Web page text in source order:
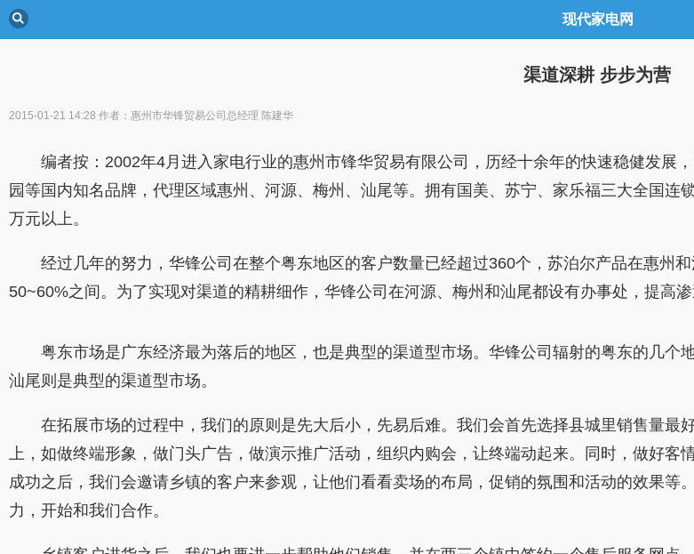
现代家电网
渠道深耕 步步为营
2015-01-21 14:28 作者：惠州市华锋贸易公司总经理 陈建华
编者按：2002年4月进入家电行业的惠州市锋华贸易有限公司，历经十余年的快速稳健发展
园等国内知名品牌，代理区域惠州、河源、梅州、汕尾等。拥有国美、苏宁、家乐福三大全国
万元以上。
经过几年的努力，华锋公司在整个粤东地区的客户数量已经超过360个，苏泊尔产品在惠州
50~60%之间。为了实现对渠道的精耕细作，华锋公司在河源、梅州和汕尾都设有办事处，提高渗
粤东市场是广东经济最为落后的地区，也是典型的渠道型市场。华锋公司辐射的粤东的几个
汕尾则是典型的渠道型市场。
在拓展市场的过程中，我们的原则是先大后小，先易后难。我们会首先选择县城里销售量最
上，如做终端形象，做门头广告，做演示推广活动，组织内购会，让终端动起来。同时，做好
成功之后，我们会邀请乡镇的客户来参观，让他们看看卖场的布局，促销的氛围和活动的效果
力，开始和我们合作。